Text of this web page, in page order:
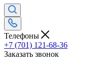
Телефоны
+7 (701) 121-68-36
Заказать звонок